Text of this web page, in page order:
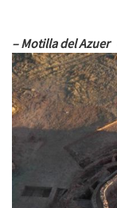
– Motilla del Azuer